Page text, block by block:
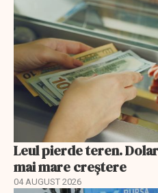
Leul pierde teren.
mai mare creștere
04 AUGUST 2026